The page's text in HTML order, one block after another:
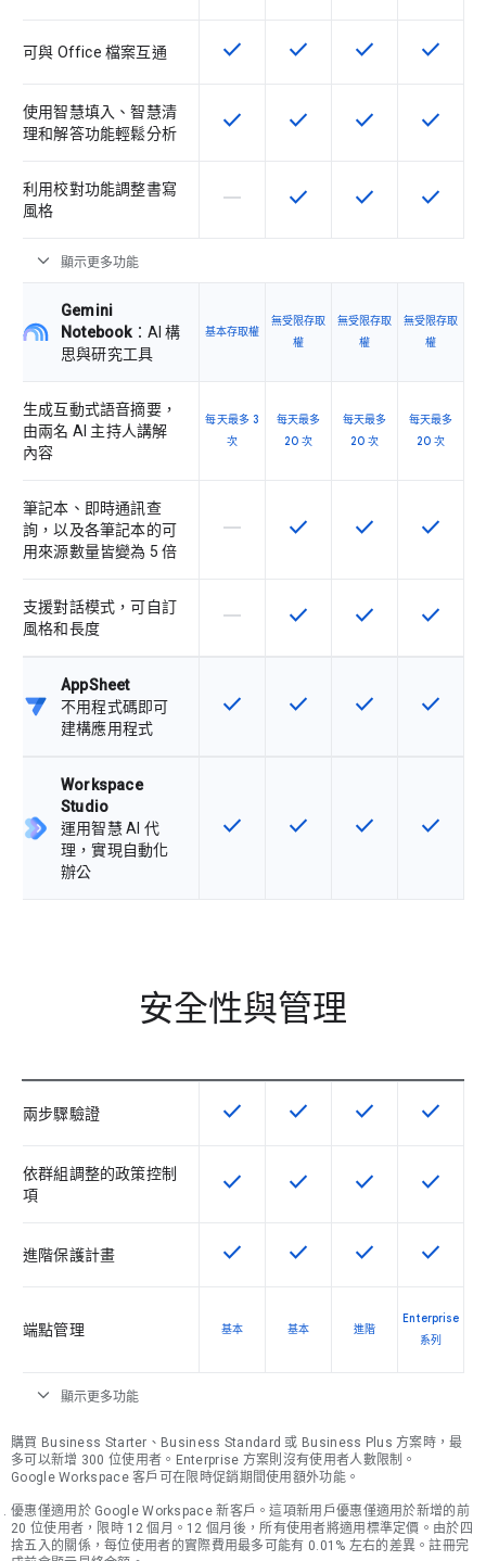
可與 Office 檔案互通 這項功能適用於該 SKU
check 這項功能適用於該 SKU
check 這項功能適用於
check 這項功
check
使用智慧填入、智慧清
理和解答功能輕鬆分析
這項功能適用於該 SKU
check 這項功能適用於該 SKU
check 這項功能適用於
check 這項功
check
利用校對功能調整書寫
風格
這個 SKU 不支援這項功能
horizontal_rule 這項功能適用於該 SKU
check 這項功能適用於
check 這項功
check
expand_more 顯示更多功能
Gemini
Notebook：AI 構
思與研究工具
基本存取權
無受限存取
權
無受限存取
權
無受限存取
權
生成互動式語音摘要，
由兩名 AI 主持人講解
內容
每天最多 3
次
每天最多
20 次
每天最多
20 次
每天最多
20 次
筆記本、即時通訊查
詢，以及各筆記本的可
用來源數量皆變為 5 倍
這個 SKU 不支援這項功能
horizontal_rule 這項功能適用於該 SKU
check 這項功能適用於
check 這項功
check
支援對話模式，可自訂
風格和長度
這個 SKU 不支援這項功能
horizontal_rule 這項功能適用於該 SKU
check 這項功能適用於
check 這項功
check
AppSheet
不用程式碼即可
建構應用程式
這項功能適用於該 SKU
check 這項功能適用於該 SKU
check 這項功能適用於
check 這項功
check
Workspace
Studio
運用智慧 AI 代
理，實現自動化
辦公
這項功能適用於該 SKU
check 這項功能適用於該 SKU
check 這項功能適用於
check 這項功
check
安全性與管理
兩步驟驗證 這項功能適用於該 SKU
check 這項功能適用於該 SKU
check 這項功能適用於
check 這項功
check
依群組調整的政策控制
項
這項功能適用於該 SKU
check 這項功能適用於該 SKU
check 這項功能適用於
check 這項功
check
進階保護計畫 這項功能適用於該 SKU
check 這項功能適用於該 SKU
check 這項功能適用於
check 這項功
check
端點管理 基本 基本 進階
Enterprise
系列
expand_more 顯示更多功能
購買 Business Starter、Business Standard 或 Business Plus 方案時，最
多可以新增 300 位使用者。Enterprise 方案則沒有使用者人數限制。
Google Workspace 客戶可在限時促銷期間使用額外功能。
優惠僅適用於 Google Workspace 新客戶。這項新用戶優惠僅適用於新增的前
20 位使用者，限時 12 個月。12 個月後，所有使用者將適用標準定價。由於四
捨五入的關係，每位使用者的實際費用最多可能有 0.01% 左右的差異。註冊完